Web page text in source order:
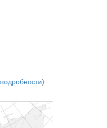
подробности)